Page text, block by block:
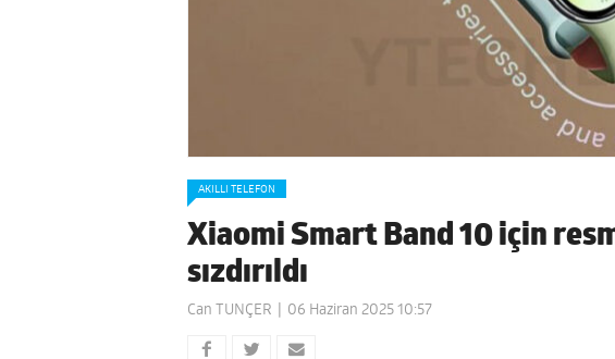
AKILLI TELEFON
Xiaomi Smart Band 10 için
sızdırıldı
Can TUNÇER 06 Haziran 2025 10:57